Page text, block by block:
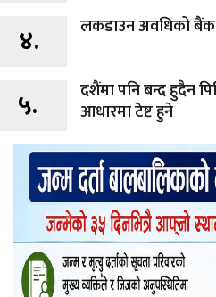
४. लकडाउन अवधिको बैंक
५.
दशैंमा पनि बन्द हुदैन
आधारमा टेष्ट हुने